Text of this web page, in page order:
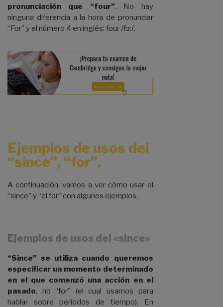
pronunciación que “four”. No hay
ninguna diferencia a la hora de pronunciar
“For” y el número 4 en inglés: four /fɔ:/.
Ejemplos de usos del
“since”, “for”.
A continuación, vamos a ver cómo usar el
“since” y “el for” con algunos ejemplos.
Ejemplos de usos del «since»
“Since” se utiliza cuando queremos
especificar un momento determinado
en el que comenzó una acción en el
pasado, no “for” (el cual usamos para
hablar sobre períodos de tiempo). En